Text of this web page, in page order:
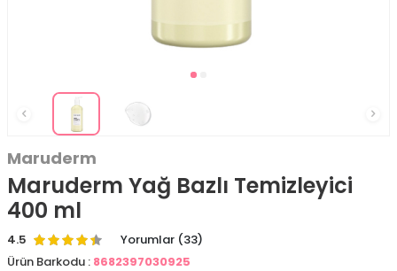
Maruderm
Maruderm Yağ Bazlı Temizleyici
400 ml
4.5
Yorumlar (33)
Ürün Barkodu : 8682397030925